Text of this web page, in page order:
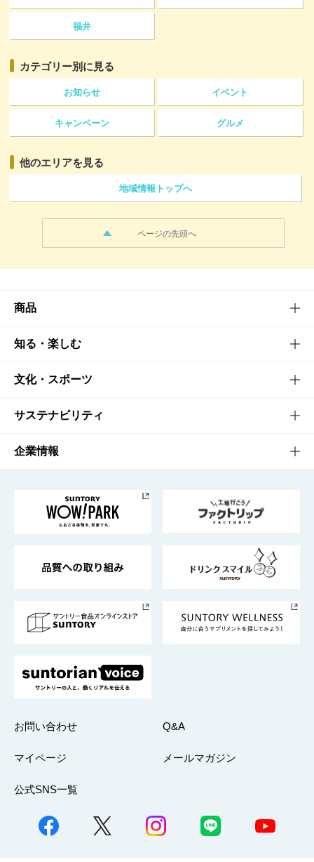
福井
カテゴリー別に見る
お知らせ イベント
キャンペーン グルメ
他のエリアを見る
地域情報トップへ
ページの先頭へ
商品
商品TOP
商品一覧
商品発売情報
栄養成分一覧
知る・楽しむ
知る・楽しむTOP
キャンペーン
工場見学
地域情報
文化・スポーツ
文化・スポーツTOP
サントリーホール
サントリーサンバーズ大阪
サステナビリティ
サステナビリティTOP
サントリーが考えるサステナビリティ経営
企業情報
企業概要
採用情報
お問い合わせ Q&A
マイページ メールマガジン
公式SNS一覧